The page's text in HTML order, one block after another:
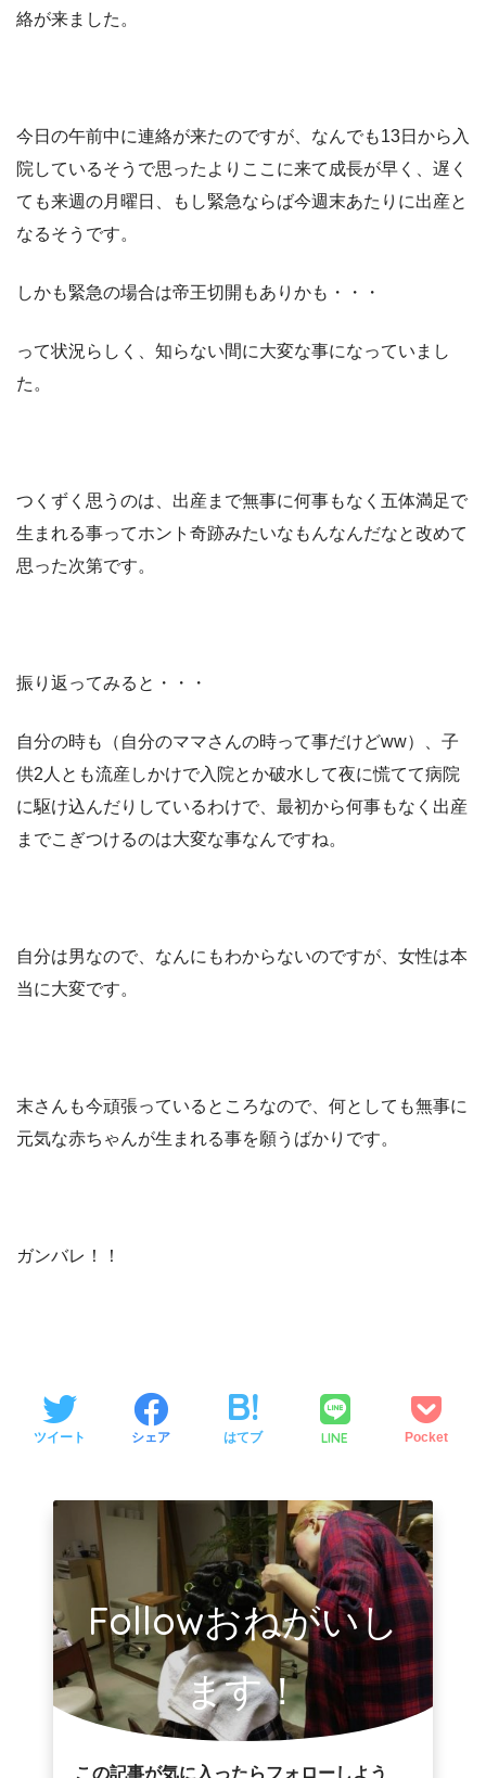
絡が来ました。
今日の午前中に連絡が来たのですが、なんでも13日から入
院しているそうで思ったよりここに来て成長が早く、遅く
ても来週の月曜日、もし緊急ならば今週末あたりに出産と
なるそうです。
しかも緊急の場合は帝王切開もありかも・・・
って状況らしく、知らない間に大変な事になっていまし
た。
つくずく思うのは、出産まで無事に何事もなく五体満足で
生まれる事ってホント奇跡みたいなもんなんだなと改めて
思った次第です。
振り返ってみると・・・
自分の時も（自分のママさんの時って事だけどww）、子
供2人とも流産しかけで入院とか破水して夜に慌てて病院
に駆け込んだりしているわけで、最初から何事もなく出産
までこぎつけるのは大変な事なんですね。
自分は男なので、なんにもわからないのですが、女性は本
当に大変です。
末さんも今頑張っているところなので、何としても無事に
元気な赤ちゃんが生まれる事を願うばかりです。
ガンバレ！！
ツイート シェア はてブ LINE Pocket
Followおねがいし
ます！
この記事が気に入ったらフォローしよう